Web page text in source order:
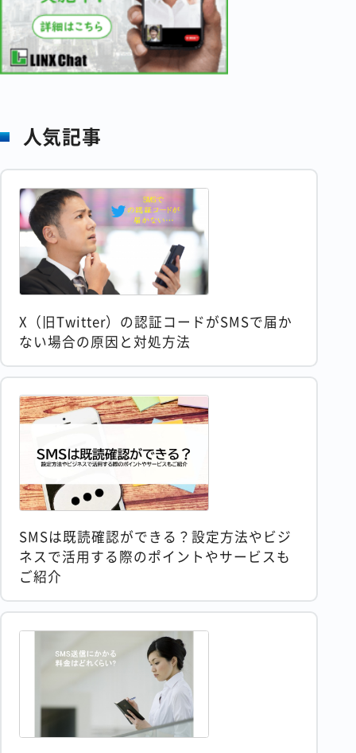
人気記事
X（旧Twitter）の認証コードがSMSで届か
ない場合の原因と対処方法
SMSは既読確認ができる？設定方法やビジ
ネスで活用する際のポイントやサービスも
ご紹介